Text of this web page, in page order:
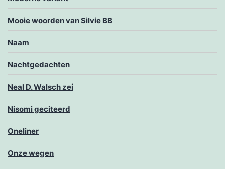
Mooie woorden van Silvie BB
Naam
Nachtgedachten
Neal D. Walsch zei
Nisomi geciteerd
Oneliner
Onze wegen